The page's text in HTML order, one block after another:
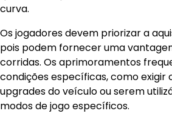
curva.
Os jogadores devem priorizar a
pois podem fornecer uma
corridas. Os aprimoramentos
condições específicas, como exigir
upgrades do veículo ou serem
modos de jogo específicos.